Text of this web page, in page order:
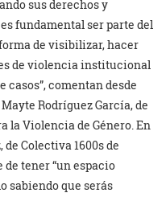
sus derechos y
fundamental ser parte del
de visibilizar, hacer
de violencia institucional
casos”, comentan desde
Rodríguez García, de
la Violencia de Género. En
Colectiva 1600s de
tener “un espacio
sabiendo que serás